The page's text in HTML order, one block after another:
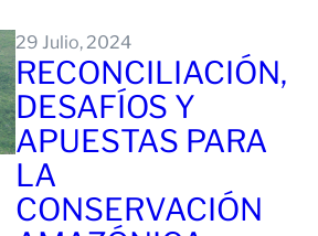
29 Julio, 2024
RECONCILIACIÓN,
DESAFÍOS Y
APUESTAS PARA
LA
CONSERVACIÓN